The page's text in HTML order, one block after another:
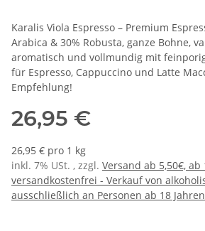
Karalis Viola Espresso – Premium
Arabica & 30% Robusta, ganze Bohne,
aromatisch und vollmundig mit
für Espresso, Cappuccino und Latte
Empfehlung!
26,95 €
26,95 € pro 1 kg
inkl. 7% USt. , zzgl. Versand ab 5,50€,
versandkostenfrei - Verkauf von
ausschließlich an Personen ab 18